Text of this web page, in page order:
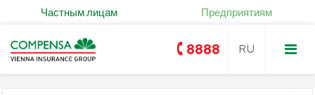
Частным лицам Предприятиям
8888